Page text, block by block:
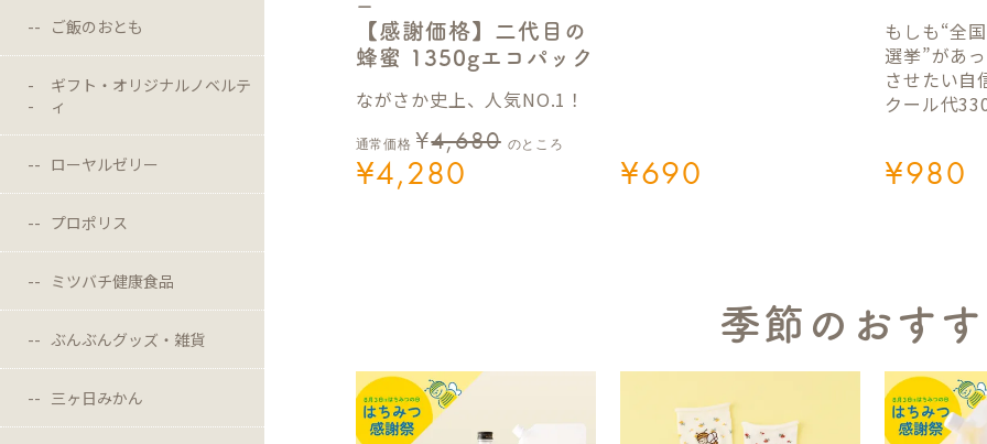
ご飯のおとも
ギフト・オリジナルノベルテ
ィ
ローヤルゼリー
プロポリス
ミツバチ健康食品
ぶんぶんグッズ・雑貨
三ヶ日みかん
ー
【感謝価格】二代目の
蜂蜜 1350gエコパック
ながさか史上、人気NO.1！
通常価格 ¥4,680 のところ
¥4,280 ¥690
もしも“全
選挙”があ
させたい自
クール代
¥980
季節のおす